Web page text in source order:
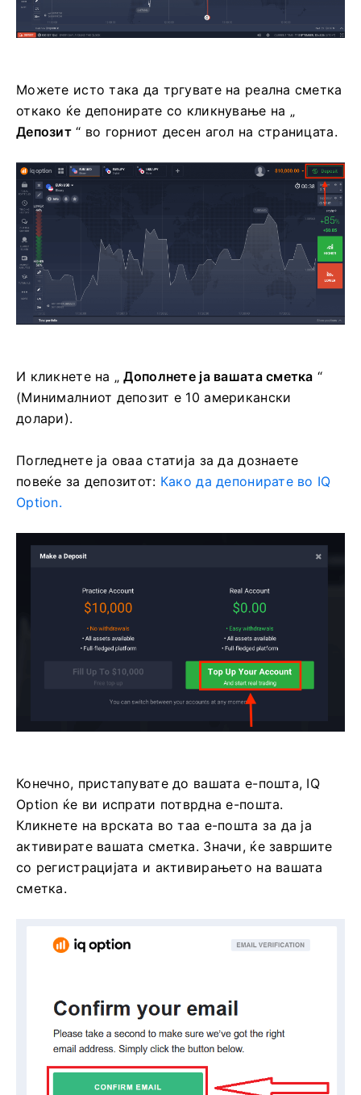
Можете исто така да тргувате на реална сметка
откако ќе депонирате со кликнување на „
Депозит“ во горниот десен агол на страницата.
И кликнете на „Дополнете ја вашата сметка “
(Минималниот депозит е 10 американски
долари).
Погледнете ја оваа статија за да дознаете
повеќе за депозитот: Како да депонирате во IQ
Option.
Конечно, пристапувате до вашата е-пошта, IQ
Option ќе ви испрати потврдна е-пошта.
Кликнете на врската во таа е-пошта за да ја
активирате вашата сметка. Значи, ќе завршите
со регистрацијата и активирањето на вашата
сметка.